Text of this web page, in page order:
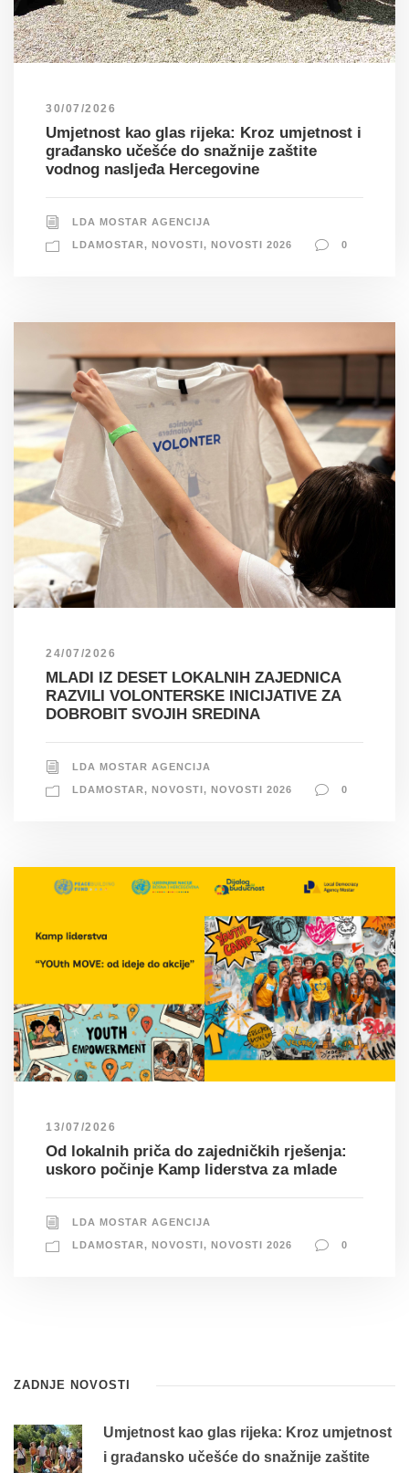
30/07/2026
Umjetnost kao glas rijeka: Kroz umjetnost i
građansko učešće do snažnije zaštite
vodnog nasljeđa Hercegovine
LDA MOSTAR AGENCIJA
LDAMOSTAR, NOVOSTI, NOVOSTI 2026 0
24/07/2026
MLADI IZ DESET LOKALNIH ZAJEDNICA
RAZVILI VOLONTERSKE INICIJATIVE ZA
DOBROBIT SVOJIH SREDINA
LDA MOSTAR AGENCIJA
LDAMOSTAR, NOVOSTI, NOVOSTI 2026 0
13/07/2026
Od lokalnih priča do zajedničkih rješenja:
uskoro počinje Kamp liderstva za mlade
LDA MOSTAR AGENCIJA
LDAMOSTAR, NOVOSTI , NOVOSTI 2026 0
ZADNJE NOVOSTI
Umjetnost kao glas rijeka: Kroz umjetnost
i građansko učešće do snažnije zaštite